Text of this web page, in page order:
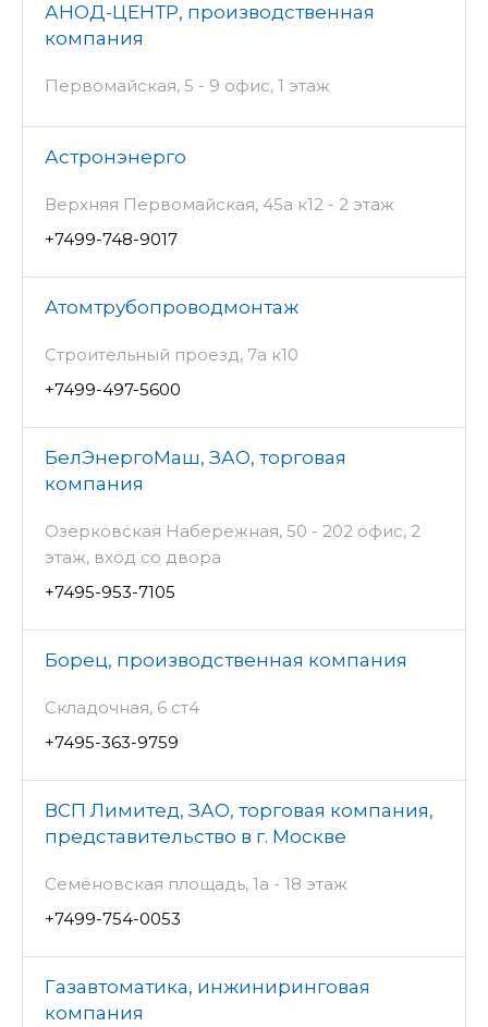
АНОД-ЦЕНТР, производственная
компания
Первомайская, 5 - 9 офис, 1 этаж
Астронэнерго
Верхняя Первомайская, 45а к12 - 2 этаж
+7499-748-9017
Атомтрубопроводмонтаж
Строительный проезд, 7а к10
+7499-497-5600
БелЭнергоМаш, ЗАО, торговая
компания
Озерковская Набережная, 50 - 202 офис, 2
этаж, вход со двора
+7495-953-7105
Борец, производственная компания
Складочная, 6 ст4
+7495-363-9759
ВСП Лимитед, ЗАО, торговая компания,
представительство в г. Москве
Семёновская площадь, 1а - 18 этаж
+7499-754-0053
Газавтоматика, инжиниринговая
компания